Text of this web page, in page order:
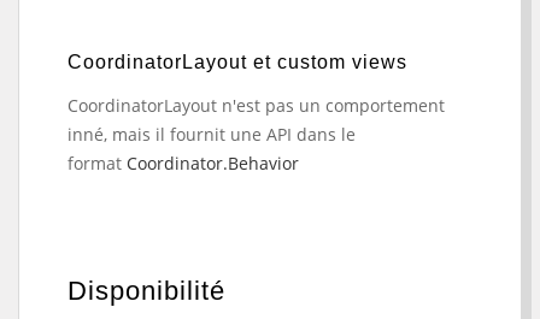
CoordinatorLayout et custom views
CoordinatorLayout n'est pas un comportement
inné, mais il fournit une API dans le
format Coordinator.Behavior
Disponibilité